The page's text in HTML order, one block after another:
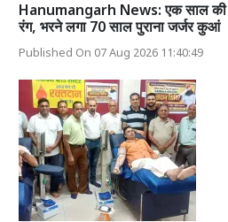
Hanumangarh News: एक साल की
रंग, भरने लगा 70 साल पुराना जर्जर कुआं
Published On 07 Aug 2026 11:40:49